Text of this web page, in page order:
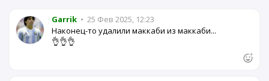
Garrik • 25 Фев 2025, 12:23
Наконец-то удалили маккаби из маккаби...
👌👌👌